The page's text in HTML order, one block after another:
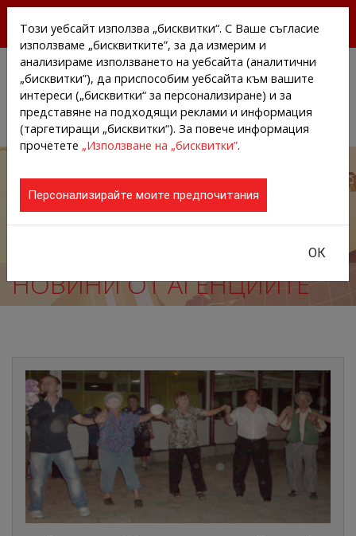
АГЕНЦИИТЕ И КОМПАНИИТЕ
НОВИНИ ОТ АГЕНЦИИТЕ
Този уебсайт използва „бисквитки“. С Ваше съгласие
използваме „бисквитките”, за да измерим и
анализираме използването на уебсайта (аналитични
„бисквитки”), да приспособим уебсайта към вашите
интереси („бисквитки“ за персонализиране) и за
представяне на подходящи реклами и информация
(таргетиращи „бисквитки“). За повече информация
прочетете „Използване на „бисквитки”.
Персонализирайте моите предпочитания
ОК